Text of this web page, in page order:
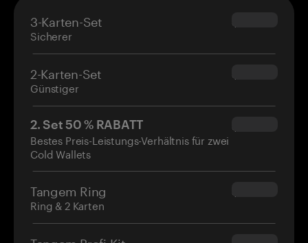
3-Karten-Set
Sicherer
$69.90
2-Karten-Set
Günstiger
$54.90
2. Set 50 % RABATT
Bestes Preis-Leistungs-Verhältnis für zwei
Cold Wallets
$34.95
Tangem Ring
Ring & 2 Karten
$160.00